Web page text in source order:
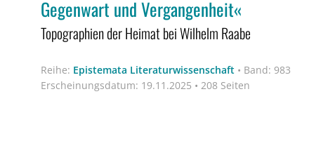
Gegenwart und Vergangenheit«
Topographien der Heimat bei Wilhelm Raabe
Reihe: Epistemata Literaturwissenschaft • Band: 983
Erscheinungsdatum: 19.11.2025 • 208 Seiten